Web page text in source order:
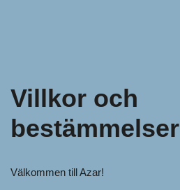
Villkor och
bestämmelser
Välkommen till Azar!